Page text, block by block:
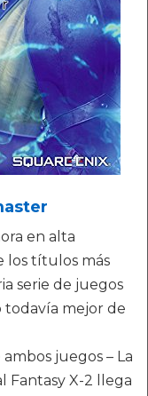
en alta
los títulos más
serie de juegos
todavía mejor de
juegos – La
Fantasy X-2 llega